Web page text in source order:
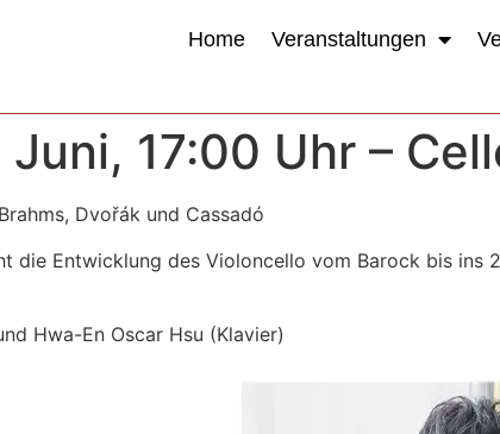
Home Veranstaltungen
17:00 Uhr –
Dvořák und Cassadó
die Entwicklung des Violoncello vom Barock bis
Hwa-En Oscar Hsu (Klavier)